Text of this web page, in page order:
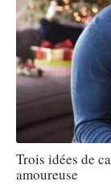
Trois idées de
amoureuse